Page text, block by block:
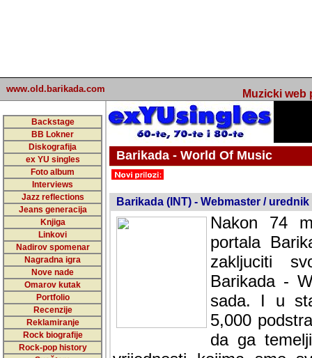
www.old.barikada.com Muzicki web
Backstage
BB Lokner
Diskografija
ex YU singles
Foto album
Interviews
Jazz reflections
Jeans generacija
Knjiga
Linkovi
Nadirov spomenar
Nagradna igra
Nove nade
Omarov kutak
Portfolio
Recenzije
Reklamiranje
Rock biografije
Rock-pop history
Barikada - World Of Music
Barikada (INT) - Webmaster / urednik
Nakon 74
portala
zakljuciti
Barikada -
sada. I u
5,000
da ga